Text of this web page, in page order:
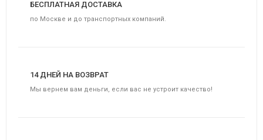
БЕСПЛАТНАЯ ДОСТАВКА
по Москве и до транспортных компаний.
14 ДНЕЙ НА ВОЗВРАТ
Мы вернем вам деньги, если вас не устроит качество!